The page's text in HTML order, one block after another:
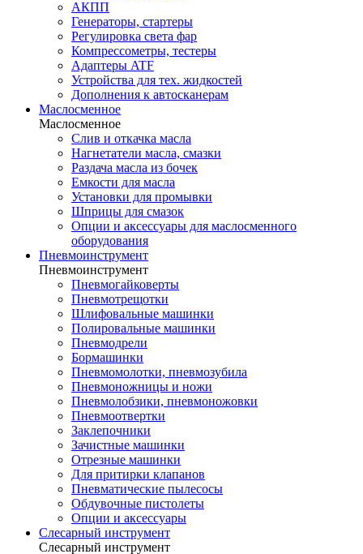
АКПП
Генераторы, стартеры
Регулировка света фар
Компрессометры, тестеры
Адаптеры ATF
Устройства для тех. жидкостей
Дополнения к автосканерам
Маслосменное
Маслосменное
Слив и откачка масла
Нагнетатели масла, смазки
Раздача масла из бочек
Емкости для масла
Установки для промывки
Шприцы для смазок
Опции и аксессуары для маслосменного
оборудования
Пневмоинструмент
Пневмоинструмент
Пневмогайковерты
Пневмотрещотки
Шлифовальные машинки
Полировальные машинки
Пневмодрели
Бормашинки
Пневмомолотки, пневмозубила
Пневмоножницы и ножи
Пневмолобзики, пневмоножовки
Пневмоотвертки
Заклепочники
Зачистные машинки
Отрезные машинки
Для притирки клапанов
Пневматические пылесосы
Обдувочные пистолеты
Опции и аксессуары
Слесарный инструмент
Слесарный инструмент